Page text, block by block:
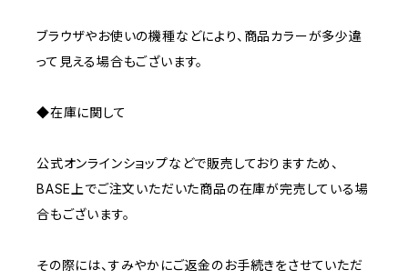
ブラウザやお使いの機種などにより、商品カラーが多少違
って見える場合もございます。
◆在庫に関して
公式オンラインショップなどで販売しておりますため、
BASE上でご注文いただいた商品の在庫が完売している場
合もございます。
その際には、すみやかにご返金のお手続きをさせていただ